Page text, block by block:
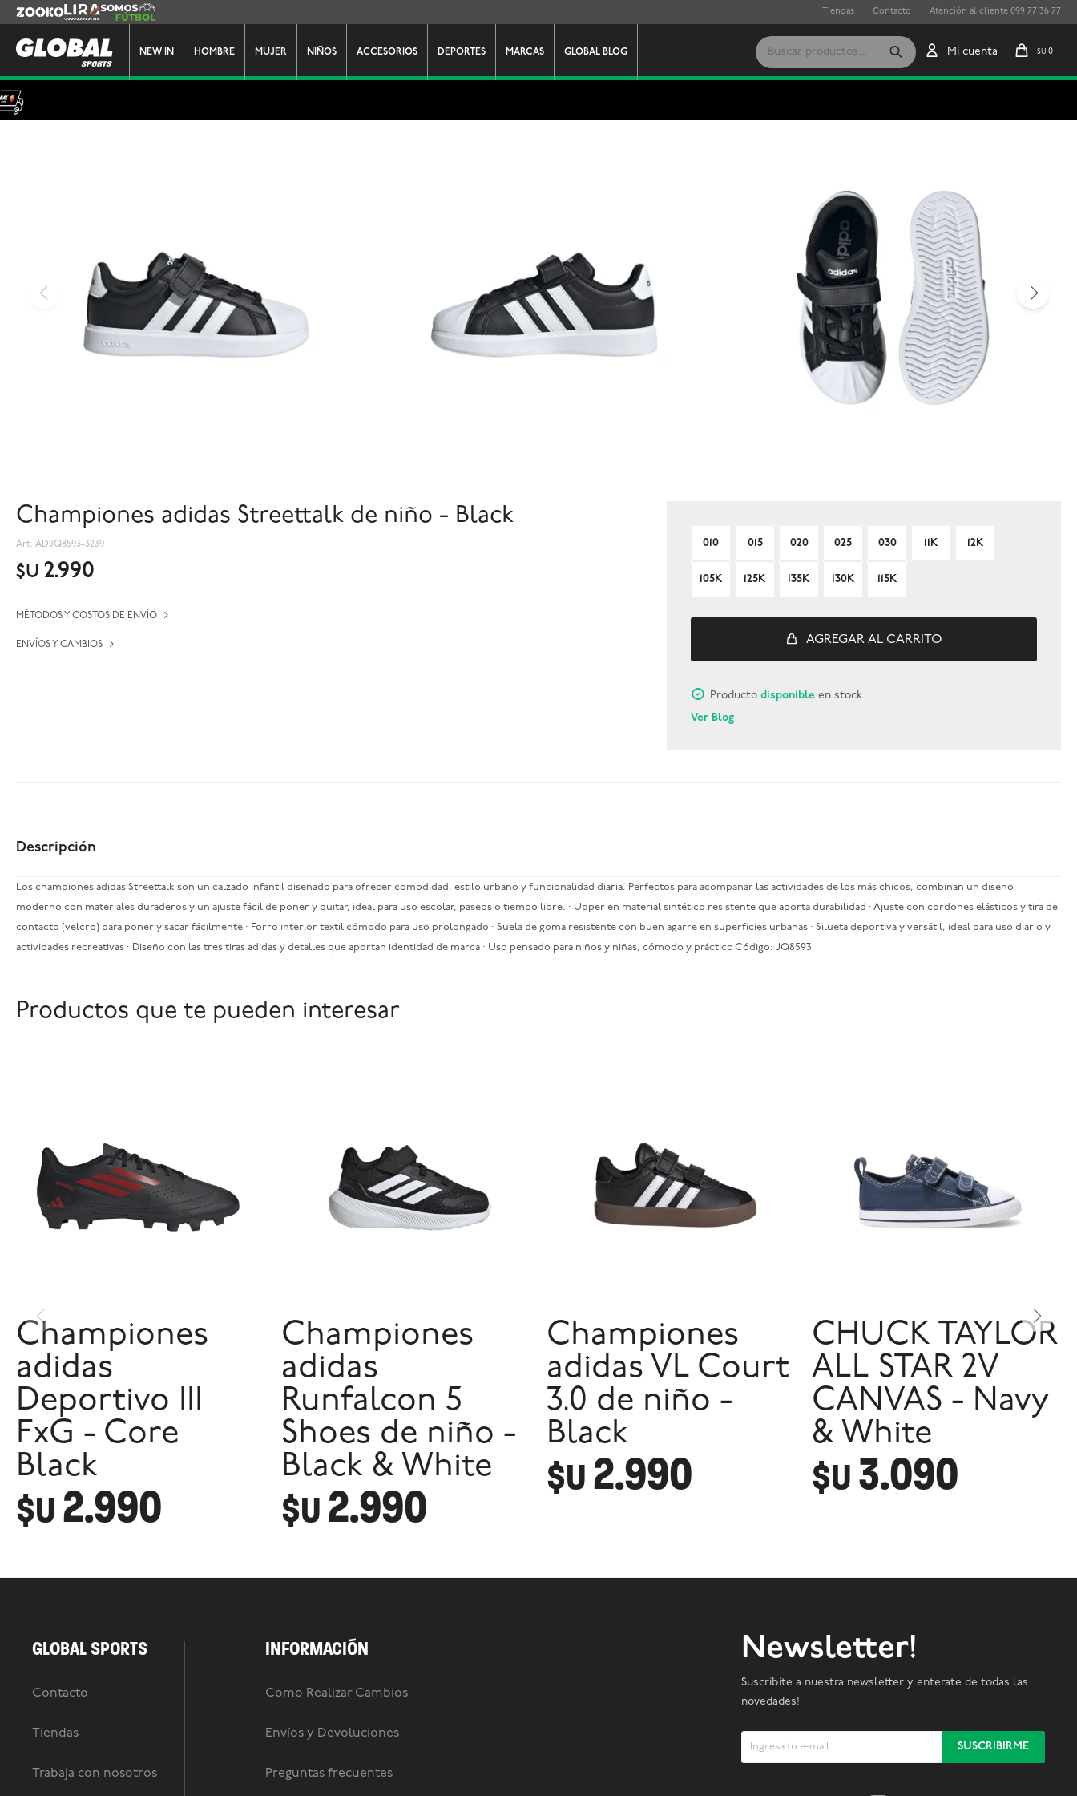
NEW IN HOMBRE MUJER NIÑOS ACCESORIOS DEPORTES MARCAS GLOBAL BLOG $U 0
Zooko Lira Somos Futbol Tiendas Contacto Atención al cliente 099 77 36 77
Championes adidas Streettalk de niño - Black
ADJQ8593-3239
$U 2.990
MÉTODOS Y COSTOS DE ENVÍO
ENVÍOS Y CAMBIOS
010 015 020 025 030 11K 12K
105K 125K 135K 130K 115K
AGREGAR AL CARRITO
Productodisponible en stock.
Ver Blog
Descripción
Los championes adidas Streettalk son un calzado infantil diseñado para ofrecer comodidad, estilo urbano y funcionalidad diaria. Perfectos para acompañar las actividades de los más chicos, combinan un diseño
moderno con materiales duraderos y un ajuste fácil de poner y quitar, ideal para uso escolar, paseos o tiempo libre. · Upper en material sintético resistente que aporta durabilidad · Ajuste con cordones elásticos y tira de
contacto (velcro) para poner y sacar fácilmente · Forro interior textil cómodo para uso prolongado · Suela de goma resistente con buen agarre en superficies urbanas · Silueta deportiva y versátil, ideal para uso diario y
actividades recreativas · Diseño con las tres tiras adidas y detalles que aportan identidad de marca · Uso pensado para niños y niñas, cómodo y práctico Código: JQ8593
Productos que te pueden interesar
Championes
adidas
Deportivo III
FxG - Core
Black
$U2.990
Championes
adidas
Runfalcon 5
Shoes de niño -
Black & White
$U2.990
Championes
adidas VL Court
3.0 de niño -
Black
$U2.990
CHUCK TAYLOR
ALL STAR 2V
CANVAS - Navy
& White
$U3.090
GLOBAL SPORTS
Contacto
Tiendas
Trabaja con nosotros
INFORMACIÓN
Como Realizar Cambios
Envíos y Devoluciones
Preguntas frecuentes
Newsletter!
Suscribite a nuestra newsletter y enterate de todas las
novedades!
SUSCRIBIRME